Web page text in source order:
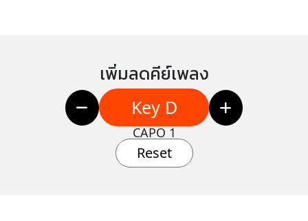
เพิ่มลดคีย์เพลง
Key D
CAPO 1
Reset